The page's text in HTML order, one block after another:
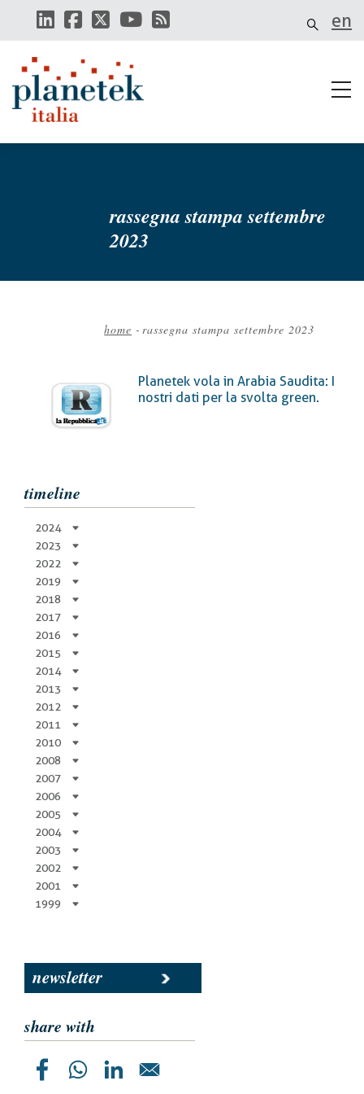
contenuto
en
rassegna stampa settembre
2023
pane
home - rassegna stampa settembre 2023
Planetek vola in Arabia Saudita: I
nostri dati per la svolta green.
timeline
2024
2023
2022
2019
2018
2017
2016
2015
2014
2013
2012
2011
2010
2008
2007
2006
2005
2004
2003
2002
2001
1999
newsletter
share with